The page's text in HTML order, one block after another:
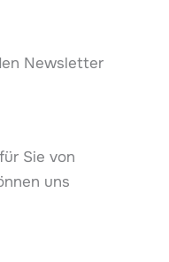
Newsletter
Sie von
uns